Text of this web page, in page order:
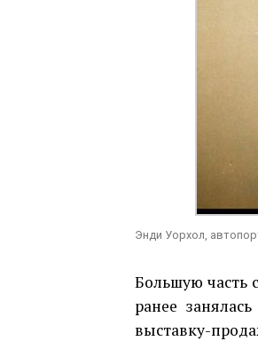
Энди Уорхол,
Большую часть
ранее
выставку-